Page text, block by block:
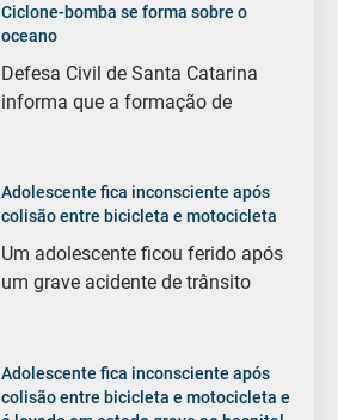
Ciclone-bomba se forma sobre o
oceano
Defesa Civil de Santa Catarina
informa que a formação de
Adolescente fica inconsciente após
colisão entre bicicleta e motocicleta
Um adolescente ficou ferido após
um grave acidente de trânsito
Adolescente fica inconsciente após
colisão entre bicicleta e motocicleta e